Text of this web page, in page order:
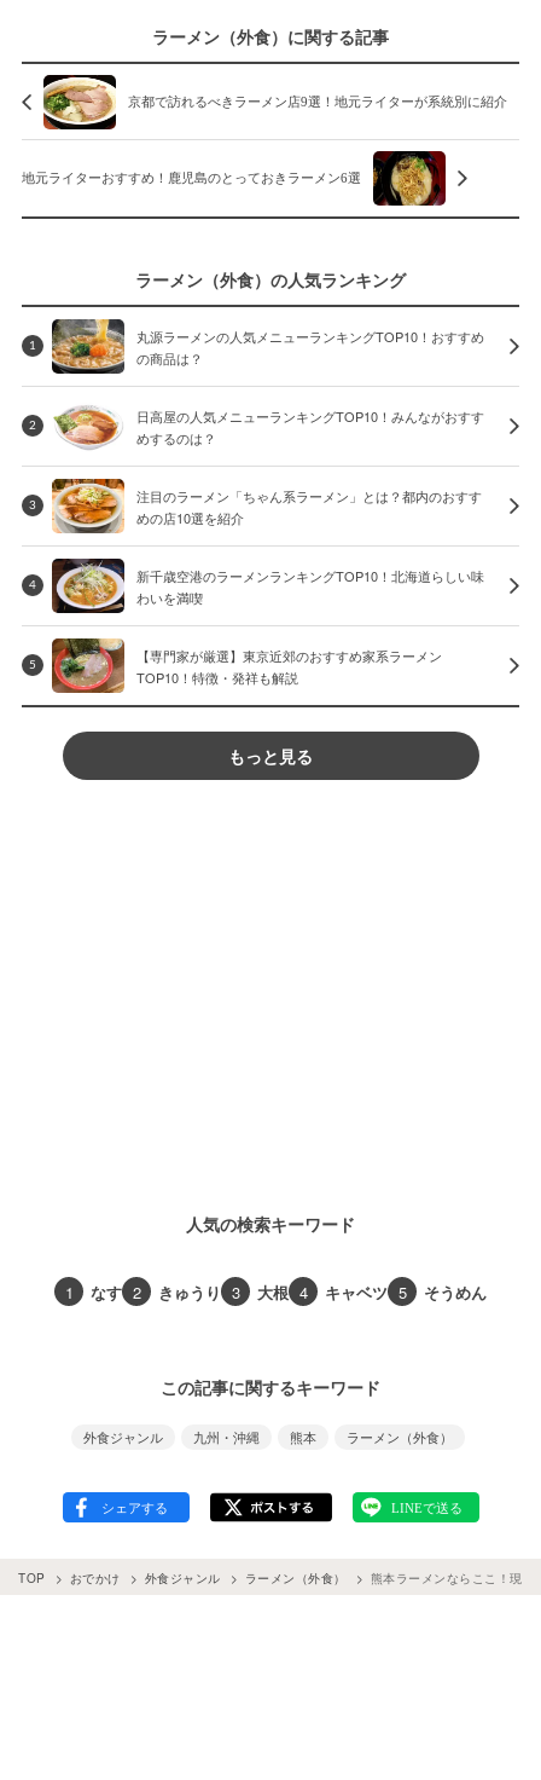
ラーメン（外食）に関する記事
京都で訪れるべきラーメン店9選！地元ライターが系統別に紹介
地元ライターおすすめ！鹿児島のとっておきラーメン6選
ラーメン（外食）の人気ランキング
1
丸源ラーメンの人気メニューランキングTOP10！おすすめ
の商品は？
2
日高屋の人気メニューランキングTOP10！みんながおすす
めするのは？
3
注目のラーメン「ちゃん系ラーメン」とは？都内のおすす
めの店10選を紹介
4
新千歳空港のラーメンランキングTOP10！北海道らしい味
わいを満喫
5
【専門家が厳選】東京近郊のおすすめ家系ラーメン
TOP10！特徴・発祥も解説
もっと見る
人気の検索キーワード
1 なす 2 きゅうり 3 大根 4 キャベツ 5 そうめん
この記事に関するキーワード
外食ジャンル 九州・沖縄 熊本 ラーメン（外食）
TOP おでかけ 外食ジャンル ラーメン（外食） 熊本ラーメンならここ！現